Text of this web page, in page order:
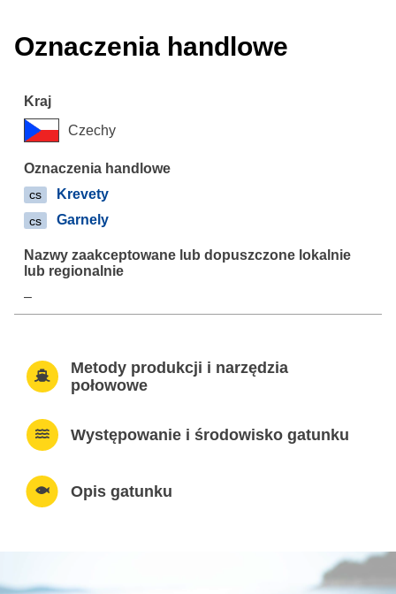
Oznaczenia handlowe
Czechy
cs Krevety
cs Garnely
–
Metody produkcji i narzędzia
połowowe
Występowanie i środowisko gatunku
Opis gatunku